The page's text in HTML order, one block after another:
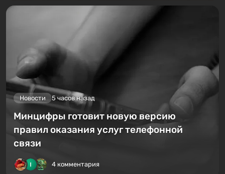
Новости 5 часов назад
Минцифры готовит новую версию
правил оказания услуг телефонной
связи
4 комментария